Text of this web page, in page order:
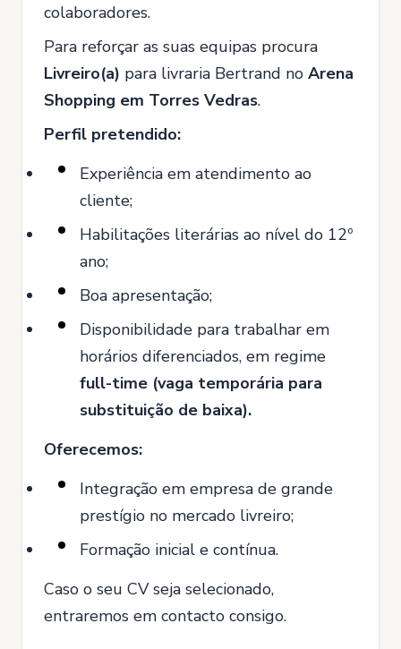
colaboradores.
Para reforçar as suas equipas procura
Livreiro(a) para livraria Bertrand no Arena
Shopping em Torres Vedras.
Perfil pretendido:
Experiência em atendimento ao
cliente;
Habilitações literárias ao nível do 12º
ano;
Boa apresentação;
Disponibilidade para trabalhar em
horários diferenciados, em regime
full-time (vaga temporária para
substituição de baixa).
Oferecemos:
Integração em empresa de grande
prestígio no mercado livreiro;
Formação inicial e contínua.
Caso o seu CV seja selecionado,
entraremos em contacto consigo.